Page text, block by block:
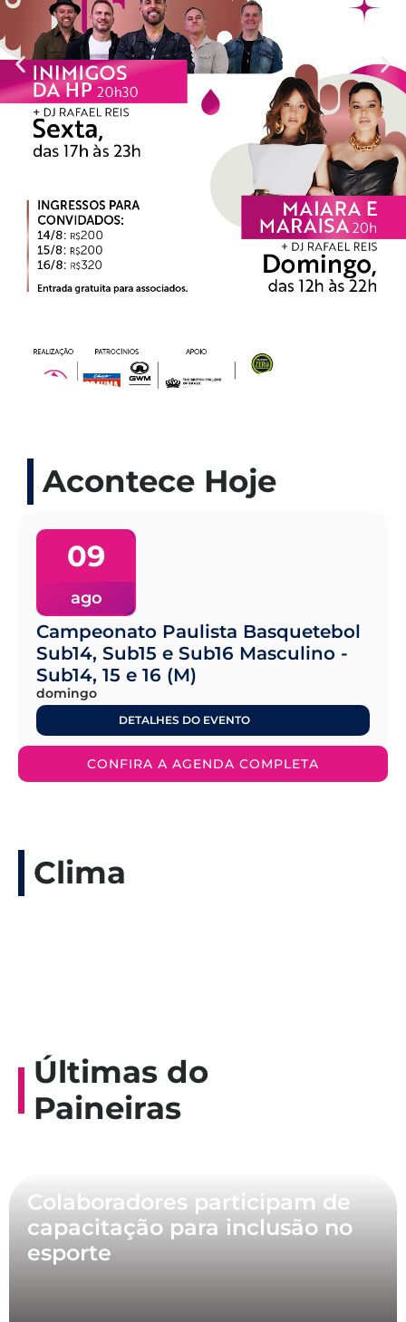
Acontece Hoje
09
ago
Campeonato Paulista Basquetebol
Sub14, Sub15 e Sub16 Masculino -
Sub14, 15 e 16 (M)
domingo
DETALHES DO EVENTO
CONFIRA A AGENDA COMPLETA
Clima
Últimas do
Paineiras
Colaboradores participam de
capacitação para inclusão no
esporte